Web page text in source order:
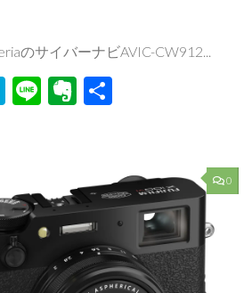
のサイバーナビAVIC-CW912...
Hatena
LineEvernote
0